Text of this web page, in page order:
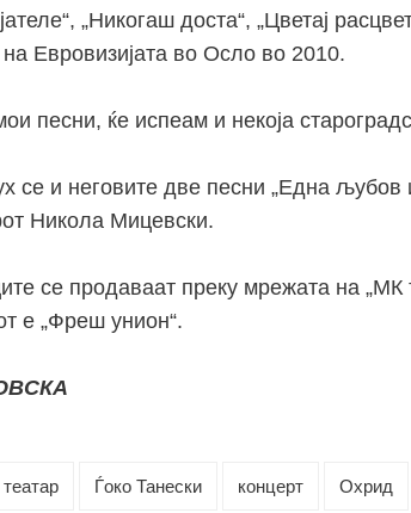
„Никогаш доста“, „Цветај
на Евровизијата во Осло во 2010.
песни, ќе испеам и некоја
се и неговите две песни „Една љубов
Никола Мицевски.
се продаваат преку мрежата на „МК
е „Фреш унион“.
Ѓоко Танески концерт Охрид